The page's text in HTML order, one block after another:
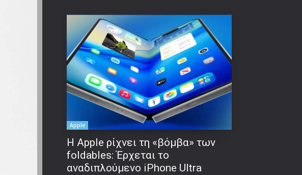
Apple
Η Apple ρίχνει τη «βόμβα» των
foldables: Έρχεται το
αναδιπλούμενο iPhone Ultra